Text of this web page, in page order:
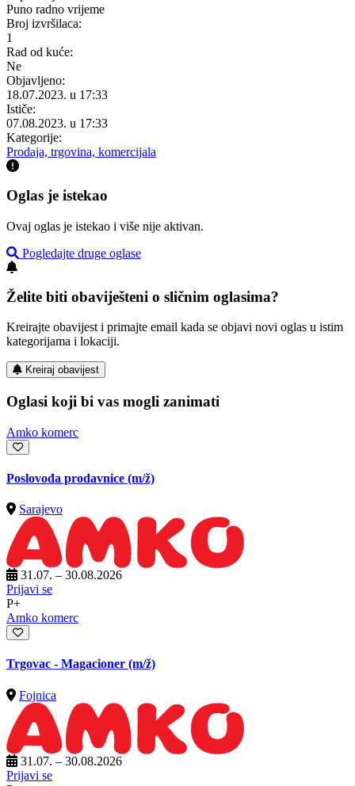
Puno radno vrijeme
Broj izvršilaca:
1
Rad od kuće:
Ne
Objavljeno:
18.07.2023. u 17:33
Ističe:
07.08.2023. u 17:33
Kategorije:
Prodaja, trgovina, komercijala
Oglas je istekao
Ovaj oglas je istekao i više nije aktivan.
Pogledajte druge oglase
Želite biti obaviješteni o sličnim oglasima?
Kreirajte obavijest i primajte email kada se objavi novi oglas u istim
kategorijama i lokaciji.
Kreiraj obavijest
Oglasi koji bi vas mogli zanimati
Amko komerc
Poslovođa prodavnice (m/ž)
Sarajevo
31.07. – 30.08.2026
Prijavi se
P+
Amko komerc
Trgovac - Magacioner (m/ž)
Fojnica
31.07. – 30.08.2026
Prijavi se